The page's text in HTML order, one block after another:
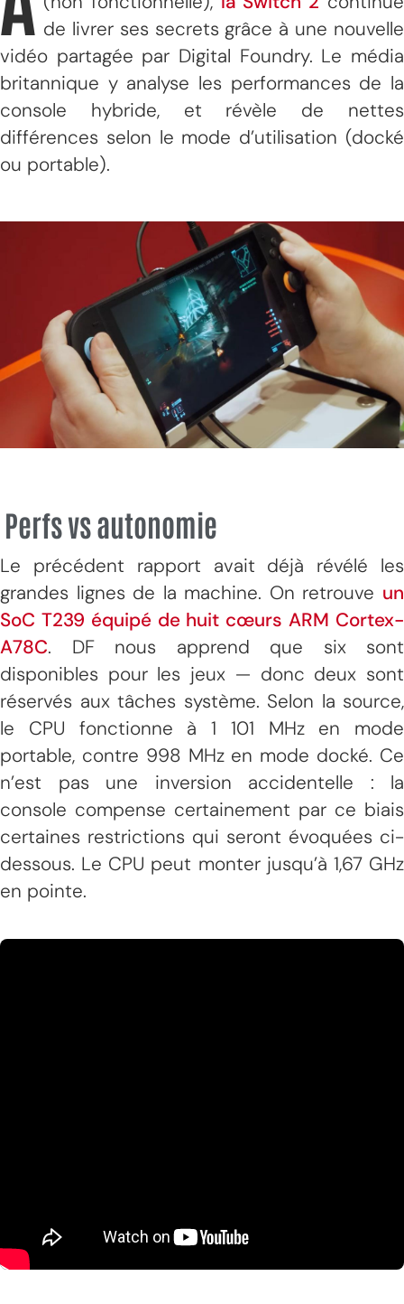
de livrer ses secrets grâce à une nouvelle
vidéo partagée par Digital Foundry. Le média
britannique y analyse les performances de la
console hybride, et révèle de nettes
différences selon le mode d’utilisation (docké
ou portable).
Perfs vs autonomie
Le précédent rapport avait déjà révélé les
grandes lignes de la machine. On retrouve un
SoC T239 équipé de huit cœurs ARM Cortex-
A78C. DF nous apprend que six sont
disponibles pour les jeux — donc deux sont
réservés aux tâches système. Selon la source,
le CPU fonctionne à 1 101 MHz en mode
portable, contre 998 MHz en mode docké. Ce
n’est pas une inversion accidentelle : la
console compense certainement par ce biais
certaines restrictions qui seront évoquées ci-
dessous. Le CPU peut monter jusqu’à 1,67 GHz
en pointe.